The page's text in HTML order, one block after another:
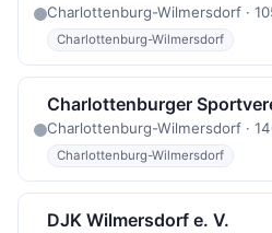
Charlottenburg-Wilmersdorf ·
Charlottenburg-Wilmersdorf
Charlottenburger
Charlottenburg-Wilmersdorf ·
Charlottenburg-Wilmersdorf
DJK Wilmersdorf e. V.